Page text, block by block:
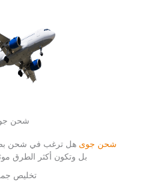
شحن
شحن جوى هل ترغب في شحن
بل وتكون أكثر الطرق
تخليص